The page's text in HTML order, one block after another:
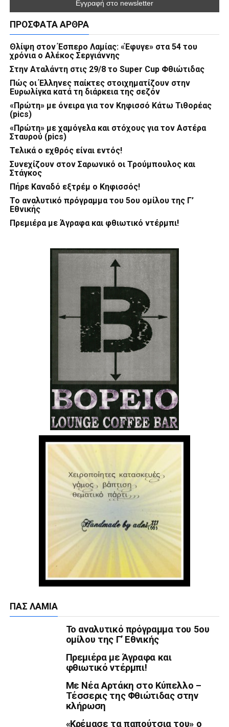
ΠΡΌΣΦΑΤΑ ΆΡΘΡΑ
Θλίψη στον Έσπερο Λαμίας: «Έφυγε» στα 54 του
χρόνια ο Αλέκος Σεργιάννης
Στην Αταλάντη στις 29/8 το Super Cup Φθιώτιδας
Πώς οι Έλληνες παίκτες στοιχηματίζουν στην
Ευρωλίγκα κατά τη διάρκεια της σεζόν
«Πρώτη» με όνειρα για τον Κηφισσό Κάτω Τιθορέας
(pics)
«Πρώτη» με χαμόγελα και στόχους για τον Αστέρα
Σταυρού (pics)
Τελικά ο εχθρός είναι εντός!
Συνεχίζουν στον Σαρωνικό οι Τρούμπουλος και
Στάγκος
Πήρε Καναδό εξτρέμ ο Κηφισσός!
Το αναλυτικό πρόγραμμα του 5ου ομίλου της Γ’
Εθνικής
Πρεμιέρα με Άγραφα και φθιωτικό ντέρμπι!
ΠΑΣ ΛΑΜΊΑ
Το αναλυτικό πρόγραμμα του 5ου
ομίλου της Γ’ Εθνικής
Πρεμιέρα με Άγραφα και
φθιωτικό ντέρμπι!
Με Νέα Αρτάκη στο Κύπελλο –
Τέσσερις της Φθιώτιδας στην
κλήρωση
«Κρέμασε τα παπούτσια του» ο